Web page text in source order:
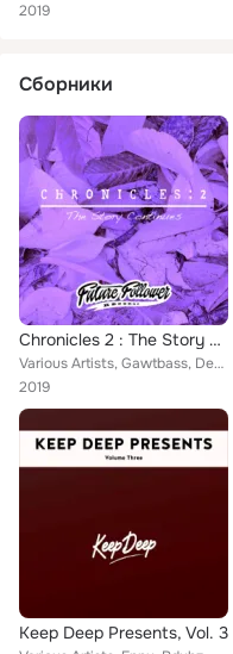
2019
Сборники
Chronicles 2 : The Story Continues
Various Artists, Gawtbass, Dephex, Ivo, Bean, Ohmtrix, SKETI, Uzul, Digital Pilgrimz, P A L F, Priceless, Skippit, Fork & Knife,...
2019
Keep Deep Presents, Vol. 3